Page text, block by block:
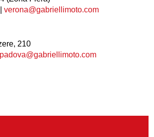
|verona@gabriellimoto.com
210
padova@gabriellimoto.com